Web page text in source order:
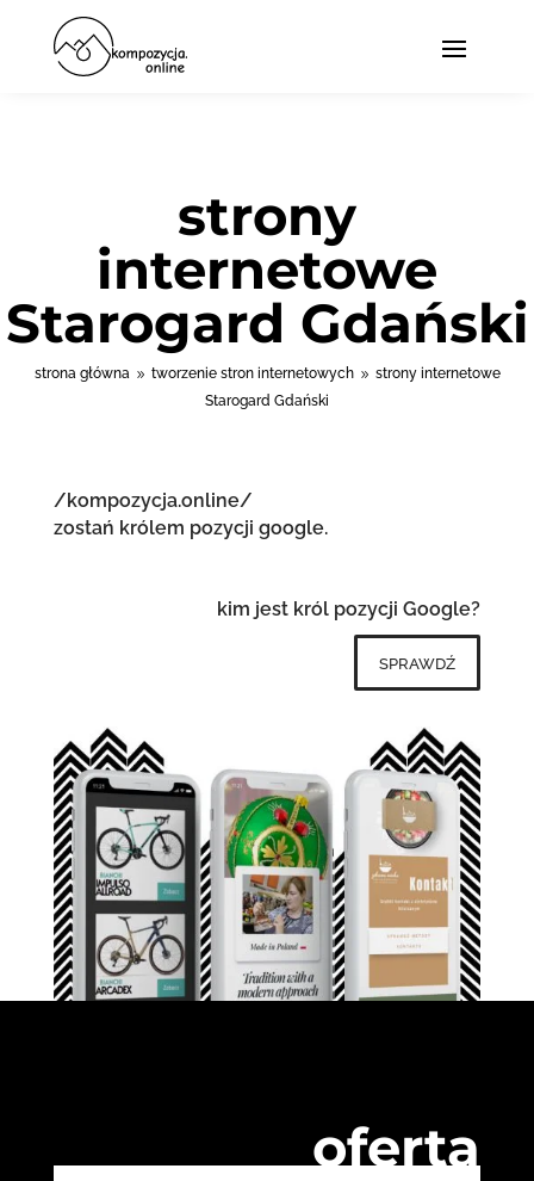
strony
internetowe
Starogard Gdański
strona główna 9 tworzenie stron internetowych 9 strony internetowe
Starogard Gdański
/kompozycja.online/
zostań królem pozycji google.
kim jest król pozycji Google?
sprawdź
oferta